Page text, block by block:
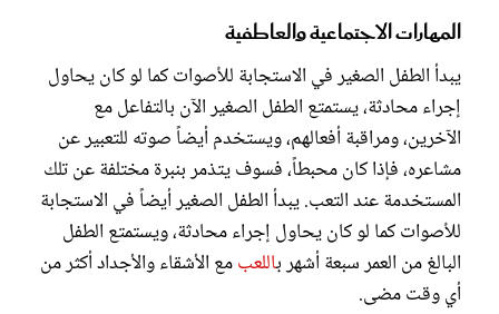
المهارات الاجتماعية والعاطفية
يبدأ الطفل الصغير في الاستجابة للأصوات كما لو كان يحاول
إجراء محادثة، يستمتع الطفل الصغير الآن بالتفاعل مع
الآخرين، ومراقبة أفعالهم، ويستخدم أيضاً صوته للتعبير عن
مشاعره، فإذا كان محبطاً، فسوف يتذمر بنبرة مختلفة عن تلك
المستخدمة عند التعب. يبدأ الطفل الصغير أيضاً في الاستجابة
للأصوات كما لو كان يحاول إجراء محادثة، ويستمتع الطفل
البالغ من العمر سبعة أشهر باللعبمع الأشقاء والأجداد أكثر من
أي وقت مضى.